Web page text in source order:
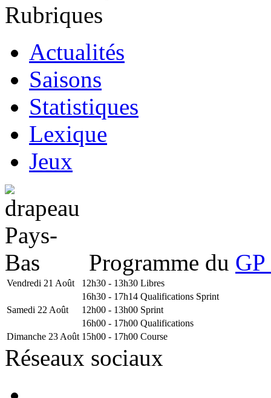
Rubriques
Actualités
Saisons
Statistiques
Lexique
Jeux
Programme du
Vendredi 21 Août 12h30 - 13h30 Libres
16h30 - 17h14 Qualifications Sprint
Samedi 22 Août
12h00 - 13h00 Sprint
16h00 - 17h00 Qualifications
Dimanche 23 Août 15h00 - 17h00 Course
Réseaux sociaux